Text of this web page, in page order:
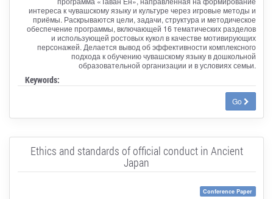
интереса к чувашскому языку и культуре через игровые методы и
приёмы. Раскрываются цели, задачи, структура и методическое
обеспечение программы, включающей 16 тематических разделов
и использующей ростовых кукол в качестве мотивирующих
персонажей. Делается вывод об эффективности комплексного
подхода к обучению чувашскому языку в дошкольной
образовательной организации и в условиях семьи.
Keywords:
Go
Ethics and standards of official conduct in Ancient
Japan
Conference Paper